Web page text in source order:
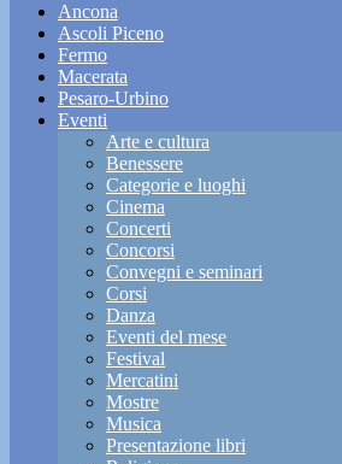
Ancona
Ascoli Piceno
Fermo
Macerata
Pesaro-Urbino
Eventi
Arte e cultura
Benessere
Categorie e luoghi
Cinema
Concerti
Concorsi
Convegni e seminari
Corsi
Danza
Eventi del mese
Festival
Mercatini
Mostre
Musica
Presentazione libri